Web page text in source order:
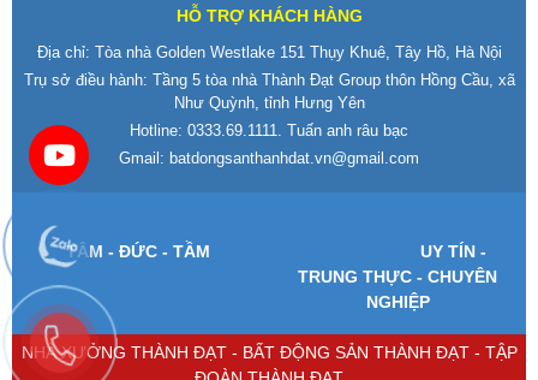
HỖ TRỢ KHÁCH HÀNG
Địa chỉ: Tòa nhà Golden Westlake 151 Thụy Khuê, Tây Hồ, Hà Nội
Trụ sở điều hành: Tầng 5 tòa nhà Thành Đạt Group thôn Hồng Cầu, xã
Như Quỳnh, tỉnh Hưng Yên
Hotline: 0333.69.1111. Tuấn anh râu bạc
Gmail: batdongsanthanhdat.vn@gmail.com
TÂM - ĐỨC - TẦM UY TÍN -
TRUNG THỰC - CHUYÊN
NGHIỆP
NHÀ XƯỞNG THÀNH ĐẠT - BẤT ĐỘNG SẢN THÀNH ĐẠT - TẬP